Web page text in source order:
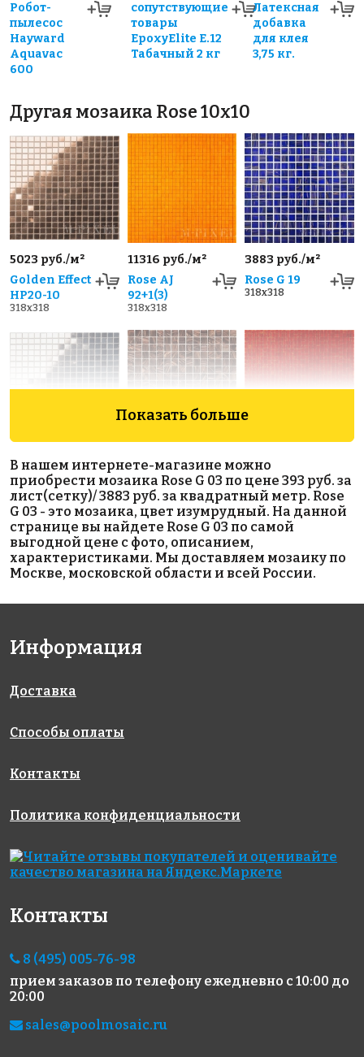
Робот-
пылесос
Hayward
Aquavac
600
сопутствующие
товары
EpoxyElite E.12
Табачный 2 кг
Латексная
добавка
для клея
3,75 кг.
Другая мозаика Rose 10x10
5023 руб./м²
Golden Effect
HP20-10
318x318
11316 руб./м²
Rose AJ
92+1(3)
318x318
3883 руб./м²
Rose G 19
318x318
Golden Effect
HP28-10
318x318
Rose G 43
318x318
Rose AJ
96+3(3+)
318x318
3883 руб./м²
318x318
14898 руб./м²
Rose A 105(2)
318x318
Golden Effect
JN02-10
318x318
Rose WB 85
318x318
5023 руб./м²
2206 руб./м²
Показать больше
В нашем интернете-магазине можно
приобрести мозаика Rose G 03 по цене 393 руб. за
лист(сетку)/ 3883 руб. за квадратный метр. Rose
G 03 - это мозаика, цвет изумрудный. На данной
странице вы найдете Rose G 03 по самой
выгодной цене с фото, описанием,
характеристиками. Мы доставляем мозаику по
Москве, московской области и всей России.
Информация
Доставка
Способы оплаты
Контакты
Политика конфиденциальности
Контакты
8 (495) 005-76-98
прием заказов по телефону ежедневно с 10:00 до
20:00
sales@poolmosaic.ru